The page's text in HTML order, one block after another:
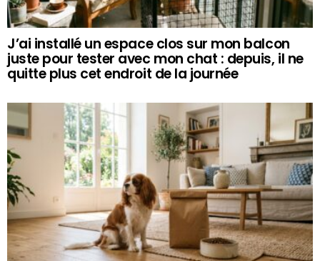
J’ai installé un espace clos sur mon balcon
juste pour tester avec mon chat : depuis, il ne
quitte plus cet endroit de la journée